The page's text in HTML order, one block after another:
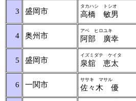
3 盛岡市
タカハシ トシオ
高橋 敏男
4 奥州市
アベ ヒロユキ
阿部 廣幸
5 盛岡市
イズミダテ ケイタ
泉舘 恵太
6 一関市
ササキ マサル
佐々木 優